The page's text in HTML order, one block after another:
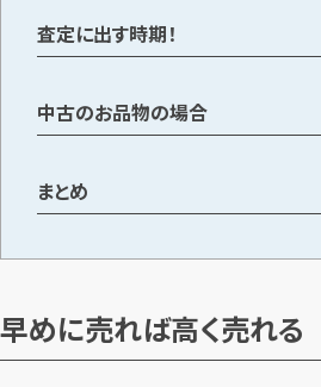
査定に出す時期！
中古のお品物の場合
まとめ
早めに売れば高く売れる